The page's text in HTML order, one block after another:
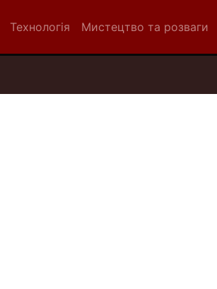
Технологія Мистецтво та розваги